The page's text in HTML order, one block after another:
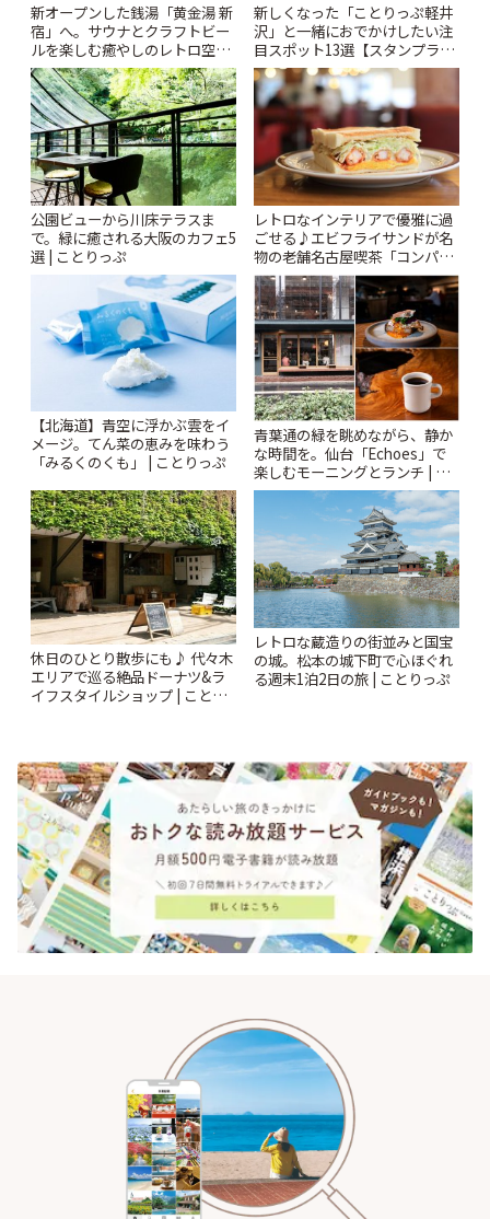
新オープンした銭湯「黄金湯 新
宿」へ。サウナとクラフトビー
ルを楽しむ癒やしのレトロ空間
| ことりっぷ
新しくなった「ことりっぷ軽井
沢」と一緒におでかけしたい注
目スポット13選【スタンプラリ
ー開催中】 | ことりっぷ
公園ビューから川床テラスま
で。緑に癒される大阪のカフェ5
選 | ことりっぷ
レトロなインテリアで優雅に過
ごせる♪エビフライサンドが名
物の老舗名古屋喫茶「コンパル
御器所店」 | ことりっぷ
【北海道】青空に浮かぶ雲をイ
メージ。てん菜の恵みを味わう
「みるくのくも」 | ことりっぷ
青葉通の緑を眺めながら、静か
な時間を。仙台「Echoes」で
楽しむモーニングとランチ | こ
とりっぷ
休日のひとり散歩にも♪ 代々木
エリアで巡る絶品ドーナツ&ラ
イフスタイルショップ | ことり
レトロな蔵造りの街並みと国宝
の城。松本の城下町で心ほぐれ
る週末1泊2日の旅 | ことりっぷ